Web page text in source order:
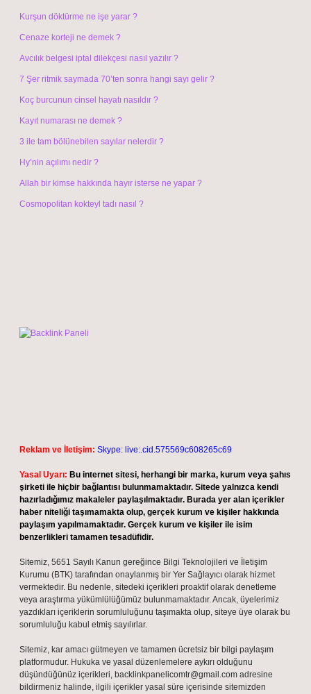
Kurşun döktürme ne işe yarar ?
Cenaze korteji ne demek ?
Avcılık belgesi iptal dilekçesi nasıl yazılır ?
7 Şer ritmik saymada 70’ten sonra hangi sayı gelir ?
Koç burcunun cinsel hayatı nasıldır ?
Kayıt numarası ne demek ?
3 ile tam bölünebilen sayılar nelerdir ?
Hy’nin açılımı nedir ?
Allah bir kimse hakkında hayır isterse ne yapar ?
Cosmopolitan kokteyl tadı nasıl ?
Reklam ve İletişim: Skype: live:.cid.575569c608265c69
Yasal Uyarı: Bu internet sitesi, herhangi bir marka, kurum veya şahıs
şirketi ile hiçbir bağlantısı bulunmamaktadır. Sitede yalnızca kendi
hazırladığımız makaleler paylaşılmaktadır. Burada yer alan içerikler
haber niteliği taşımamakta olup, gerçek kurum ve kişiler hakkında
paylaşım yapılmamaktadır. Gerçek kurum ve kişiler ile isim
benzerlikleri tamamen tesadüfidir.
Sitemiz, 5651 Sayılı Kanun gereğince Bilgi Teknolojileri ve İletişim
Kurumu (BTK) tarafından onaylanmış bir Yer Sağlayıcı olarak hizmet
vermektedir. Bu nedenle, sitedeki içerikleri proaktif olarak denetleme
veya araştırma yükümlülüğümüz bulunmamaktadır. Ancak, üyelerimiz
yazdıkları içeriklerin sorumluluğunu taşımakta olup, siteye üye olarak bu
sorumluluğu kabul etmiş sayılırlar.
Sitemiz, kar amacı gütmeyen ve tamamen ücretsiz bir bilgi paylaşım
platformudur. Hukuka ve yasal düzenlemelere aykırı olduğunu
düşündüğünüz içerikleri, backlinkpanelicomtr@gmail.com adresine
bildirmeniz halinde, ilgili içerikler yasal süre içerisinde sitemizden